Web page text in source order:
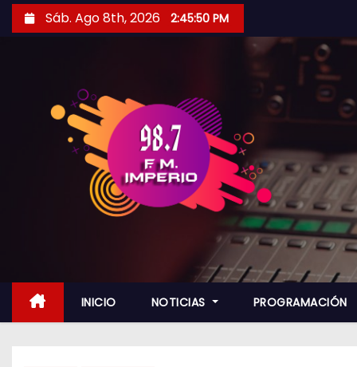
i
Sáb. Ago 8th, 2026 2:45:51 PM
INICIO NOTICIAS PROGRAMACIÓN